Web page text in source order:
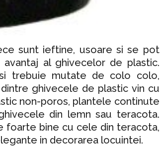
sunt ieftine, usoare si se pot
al ghivecelor de plastic.
trebuie mutate de colo colo,
ghivecele de plastic vin cu
non-poros, plantele continute
din lemn sau teracota.
foarte bine cu cele din teracota,
in decorarea locuintei.